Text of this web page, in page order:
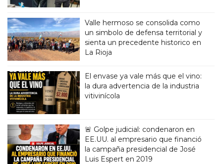
Valle hermoso se consolida como
un simbolo de defensa territorial y
sienta un precedente historico en
La Rioja
El envase ya vale más que el vino:
la dura advertencia de la industria
vitivinícola
🚨 Golpe judicial: condenaron en
EE.UU. al empresario que financió
la campaña presidencial de José
Luis Espert en 2019